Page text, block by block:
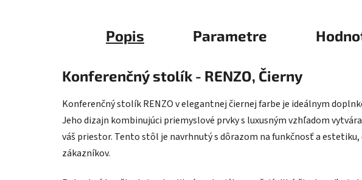
Popis Parametre
Konferenčný stolík - RENZO, Čierny
Konferenčný stolík RENZO v elegantnej čiernej farbe je ideálnym
Jeho dizajn kombinujúci priemyslové prvky s luxusným vzhľadom
váš priestor. Tento stôl je navrhnutý s dôrazom na funkčnosť a
zákazníkov.